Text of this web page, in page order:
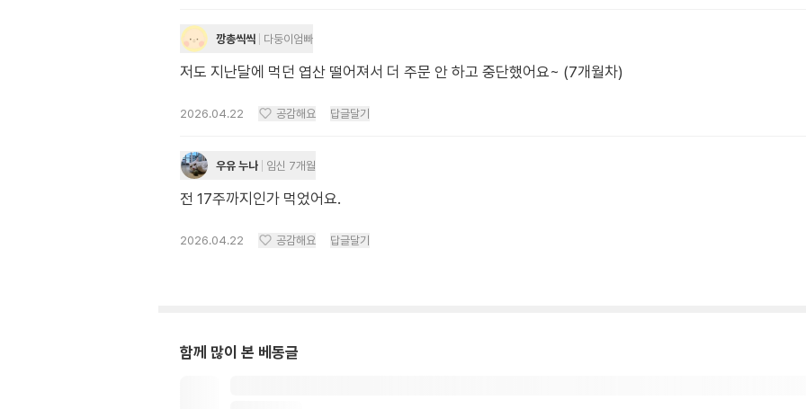
깡총씩씩 다둥이엄빠
저도 지난달에 먹던 엽산 떨어져서 더 주문 안 하고 중단했어요~ (7개월차)
2026.04.22 공감해요 답글달기
우유 누나 임신 7개월
전 17주까지인가 먹었어요.
2026.04.22 공감해요 답글달기
함께 많이 본 베동글